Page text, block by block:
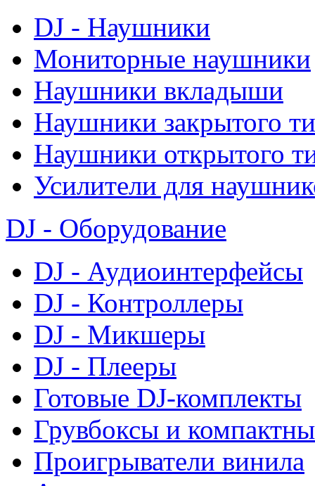
DJ - Наушники
Мониторные наушники
Наушники вкладыши
Наушники закрытого
Наушники открытого
Усилители для
DJ - Оборудование
DJ - Аудиоинтерфейсы
DJ - Контроллеры
DJ - Микшеры
DJ - Плееры
Готовые DJ-комплекты
Грувбоксы и
Проигрыватели винила